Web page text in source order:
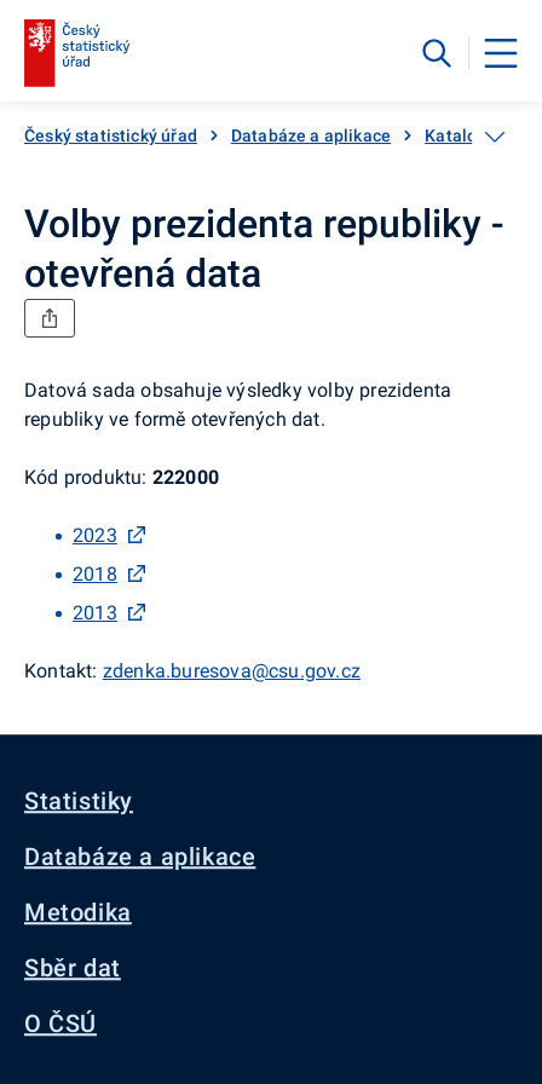
Český statistický úřad Databáze a aplikace Katalog
Volby prezidenta republiky -
otevřená data
Datová sada obsahuje výsledky volby prezidenta
republiky ve formě otevřených dat.
Kód produktu: 222000
2023
2018
2013
Kontakt: zdenka.buresova@csu.gov.cz
Statistiky
Databáze a aplikace
Metodika
Sběr dat
O ČSÚ